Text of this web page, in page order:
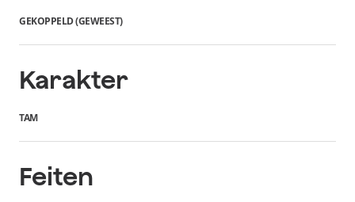
GEKOPPELD (GEWEEST)
Karakter
TAM
Feiten